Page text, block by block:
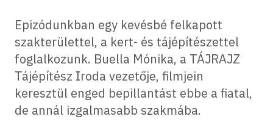
Epizódunkban egy kevésbé felkapott
szakterülettel, a kert- és tájépítészettel
foglalkozunk. Buella Mónika, a TÁJRAJZ
Tájépítész Iroda vezetője, filmjein
keresztül enged bepillantást ebbe a fiatal,
de annál izgalmasabb szakmába.